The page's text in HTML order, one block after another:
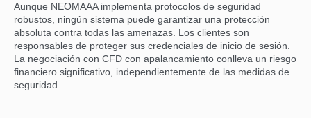
Aunque NEOMAAA implementa protocolos de seguridad
robustos, ningún sistema puede garantizar una protección
absoluta contra todas las amenazas. Los clientes son
responsables de proteger sus credenciales de inicio de sesión.
La negociación con CFD con apalancamiento conlleva un riesgo
financiero significativo, independientemente de las medidas de
seguridad.